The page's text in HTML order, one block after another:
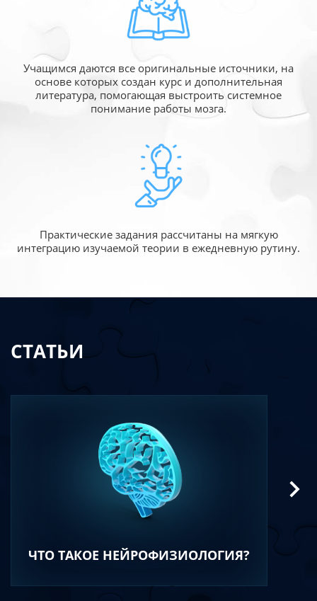
Учащимся даются все оригинальные источники, на
основе которых создан курс и дополнительная
литература, помогающая выстроить системное
понимание работы мозга.
Практические задания рассчитаны на мягкую
интеграцию изучаемой теории в ежедневную рутину.
СТАТЬИ
ЧТО ТАКОЕ НЕЙРОФИЗИОЛОГИЯ?